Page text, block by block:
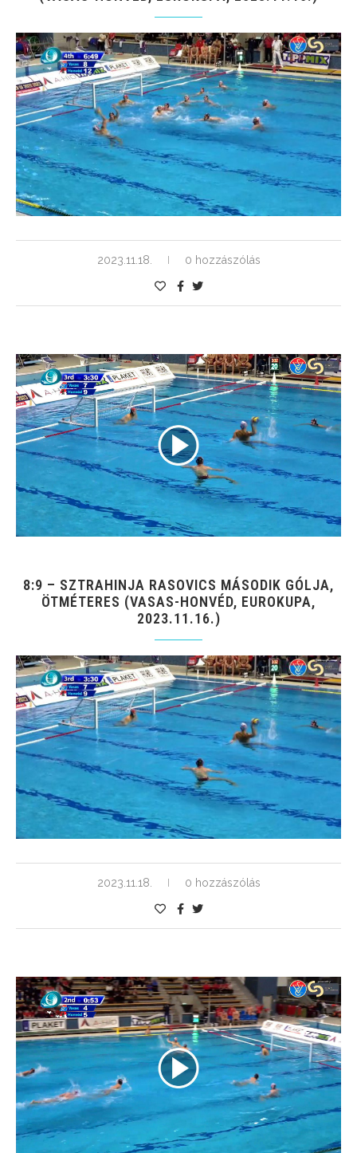
2023.11.18. 0 hozzászólás
8:9 – SZTRAHINJA RASOVICS MÁSODIK GÓLJA,
ÖTMÉTERES (VASAS-HONVÉD, EUROKUPA,
2023.11.16.)
2023.11.18. 0 hozzászólás